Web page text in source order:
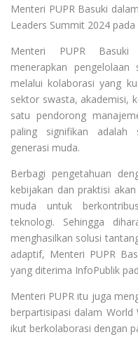
Menteri PUPR Basuki
Leaders Summit 2024
Menteri PUPR Basuki
menerapkan
melalui kolaborasi yang
sektor swasta, akademisi,
satu pendorong
paling signifikan adalah
generasi muda.
Berbagi pengetahuan
kebijakan dan praktisi
muda untuk
teknologi. Sehingga
menghasilkan solusi
adaptif, Menteri PUPR
yang diterima InfoPublik
Menteri PUPR itu juga
berpartisipasi dalam
ikut berkolaborasi dengan